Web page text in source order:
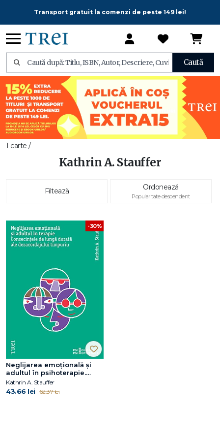
Transport gratuit la comenzi de peste 149 lei!
Caută
1 carte /
Kathrin A. Stauffer
Filtează Ordonează
Popularitate descendent
-30%
Neglijarea emoțională și
adultul în psihoterapie.
Consecințele de lungă
durată ale dezacordajului
timpuriu
Kathrin A. Stauffer
43.66 lei 62.37 lei